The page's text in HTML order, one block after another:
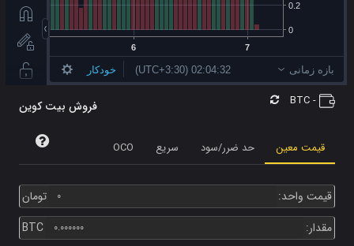
دش
0.3%
انجین کوین
2.8%
مانا
سندباکس
-1.1%
سولانا
-1.4%
-
BTC فروش بیت کوین
قیمت معین حد ضرر/سود سریع OCO
قیمت واحد:
تومان
مقدار:
BTC